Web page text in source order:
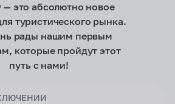
— это абсолютно новое
туристического рынка.
рады нашим первым
которые пройдут этот
путь с нами!